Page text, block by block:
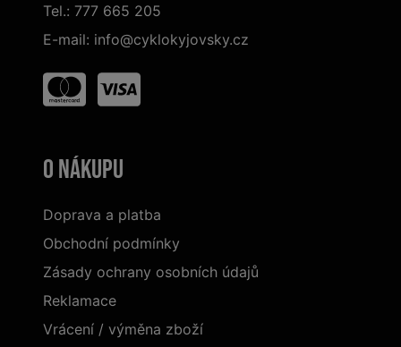
Tel.: 777 665 205
E-mail: info@cyklokyjovsky.cz
O nákupu
Doprava a platba
Obchodní podmínky
Zásady ochrany osobních údajů
Reklamace
Vrácení / výměna zboží